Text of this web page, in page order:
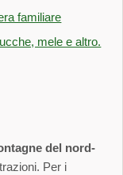
familiare
mele e altro.
del nord-
Per i